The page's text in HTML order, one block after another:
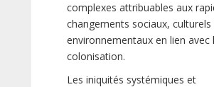
complexes attribuables aux
changements sociaux, culturels
environnementaux en lien avec
colonisation.
Les iniquités systémiques et